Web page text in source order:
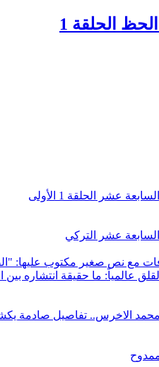
الحلقة 1
عشر الحلقة 1 الأولى
عشر التركي
عالمياً: ما حقيقة انتشاره
الاخرس.. تفاصيل صادمة